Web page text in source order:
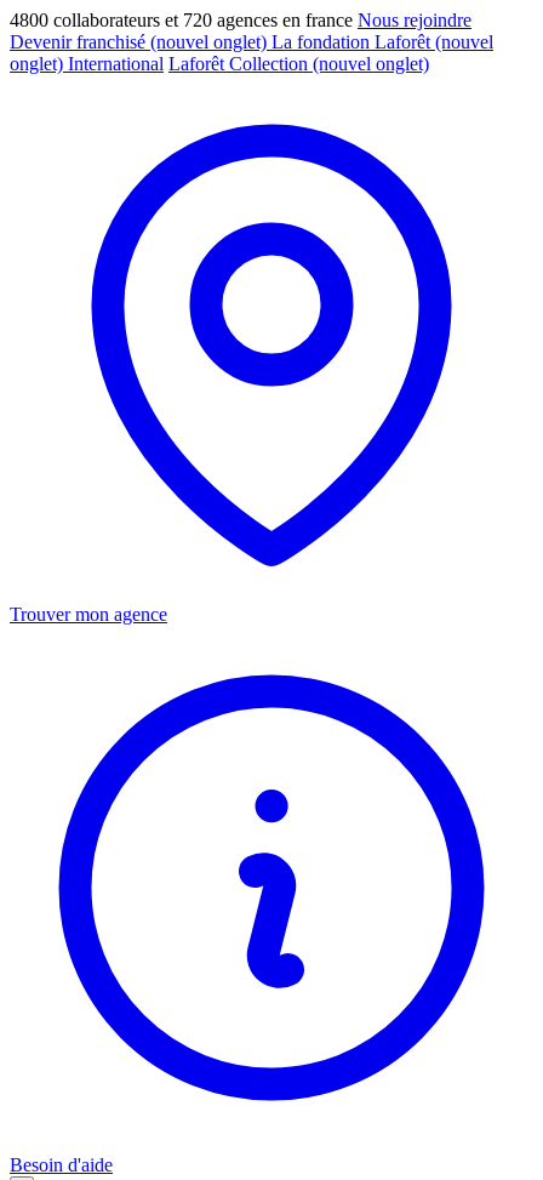
4800 collaborateurs et 720 agences en france Nous rejoindre
Devenir franchisé (nouvel onglet) La fondation Laforêt (nouvel
onglet) International Laforêt Collection (nouvel onglet)
Trouver mon agence
Besoin d'aide